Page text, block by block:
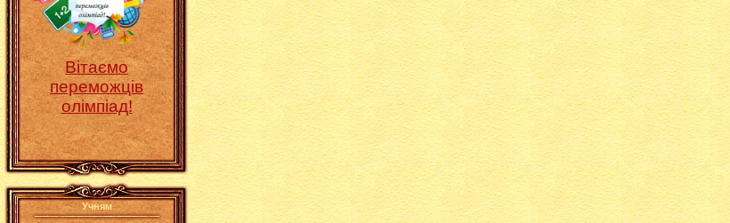
Вітаємо
переможців
олімпіад!
Учням